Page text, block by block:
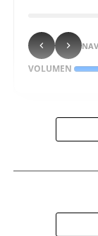
VOLUMEN
Estadio
Campeonato